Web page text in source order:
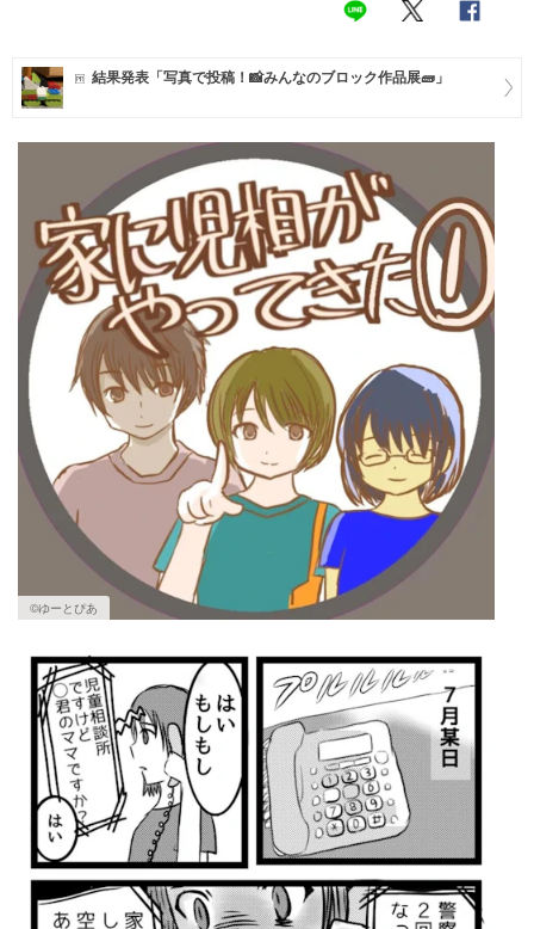
お仕事
トレンド・イベント
結果発表「写真で投稿！📸みんなのブロック作品展🧱」
©ゆーとぴあ